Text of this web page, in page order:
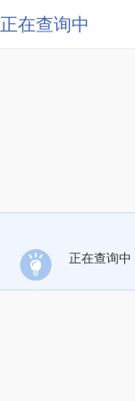
正在查询中
正在查询中